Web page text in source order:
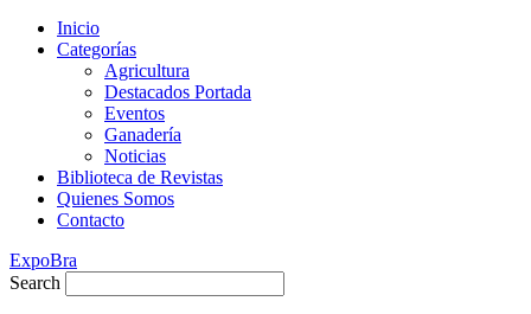
Inicio
Categorías
Agricultura
Destacados Portada
Eventos
Ganadería
Noticias
Biblioteca de Revistas
Quienes Somos
Contacto
ExpoBra
Search